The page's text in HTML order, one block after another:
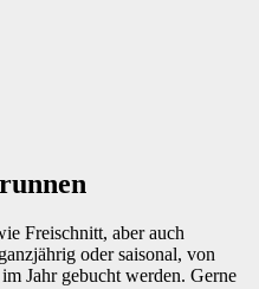
Freischnitt, aber auch
oder saisonal, von
Jahr gebucht werden. Gerne